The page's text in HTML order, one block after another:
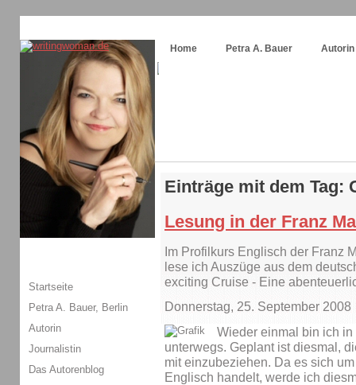
Home
Petra A. Bauer Autorin
Einträge mit dem Tag:
Lesung in der Franz
Im Profilkurs Englisch der Franz
lese ich Auszüge aus dem
exciting Cruise - Eine
Donnerstag, 25. September 2008
Wieder einmal bin ich
unterwegs. Geplant ist diesmal,
mit einzubeziehen. Da es sich
Englisch handelt, werde ich
Startseite
Petra A. Bauer, Berlin
Autorin
Journalistin
Das Autorenblog